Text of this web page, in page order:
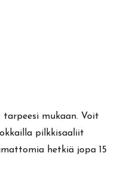
mukaan. Voit
pilkkisaaliit
hetkiä jopa 15